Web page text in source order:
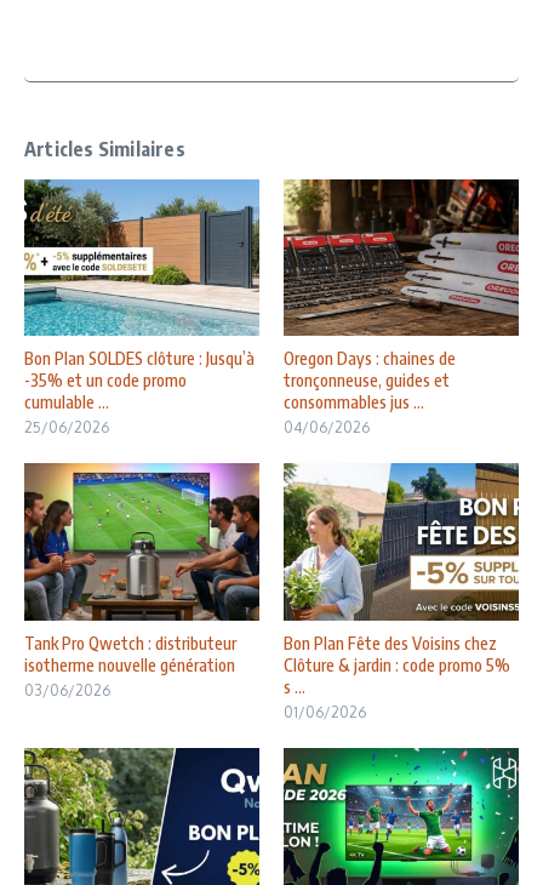
Articles Similaires
Bon Plan SOLDES clôture : Jusqu’à
-35% et un code promo
cumulable ...
25/06/2026
Oregon Days : chaines de
tronçonneuse, guides et
consommables jus ...
04/06/2026
Tank Pro Qwetch : distributeur
isotherme nouvelle génération
03/06/2026
Bon Plan Fête des Voisins chez
Clôture & jardin : code promo 5%
s ...
01/06/2026